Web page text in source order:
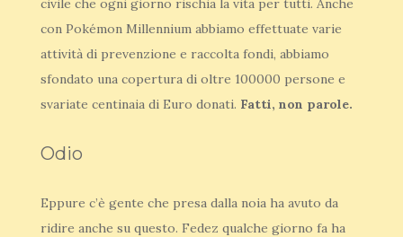
civile che ogni giorno rischia la vita per tutti. Anche
con Pokémon Millennium abbiamo effettuate varie
attività di prevenzione e raccolta fondi, abbiamo
sfondato una copertura di oltre 100000 persone e
svariate centinaia di Euro donati. Fatti, non parole.
Odio
Eppure c’è gente che presa dalla noia ha avuto da
ridire anche su questo. Fedez qualche giorno fa ha